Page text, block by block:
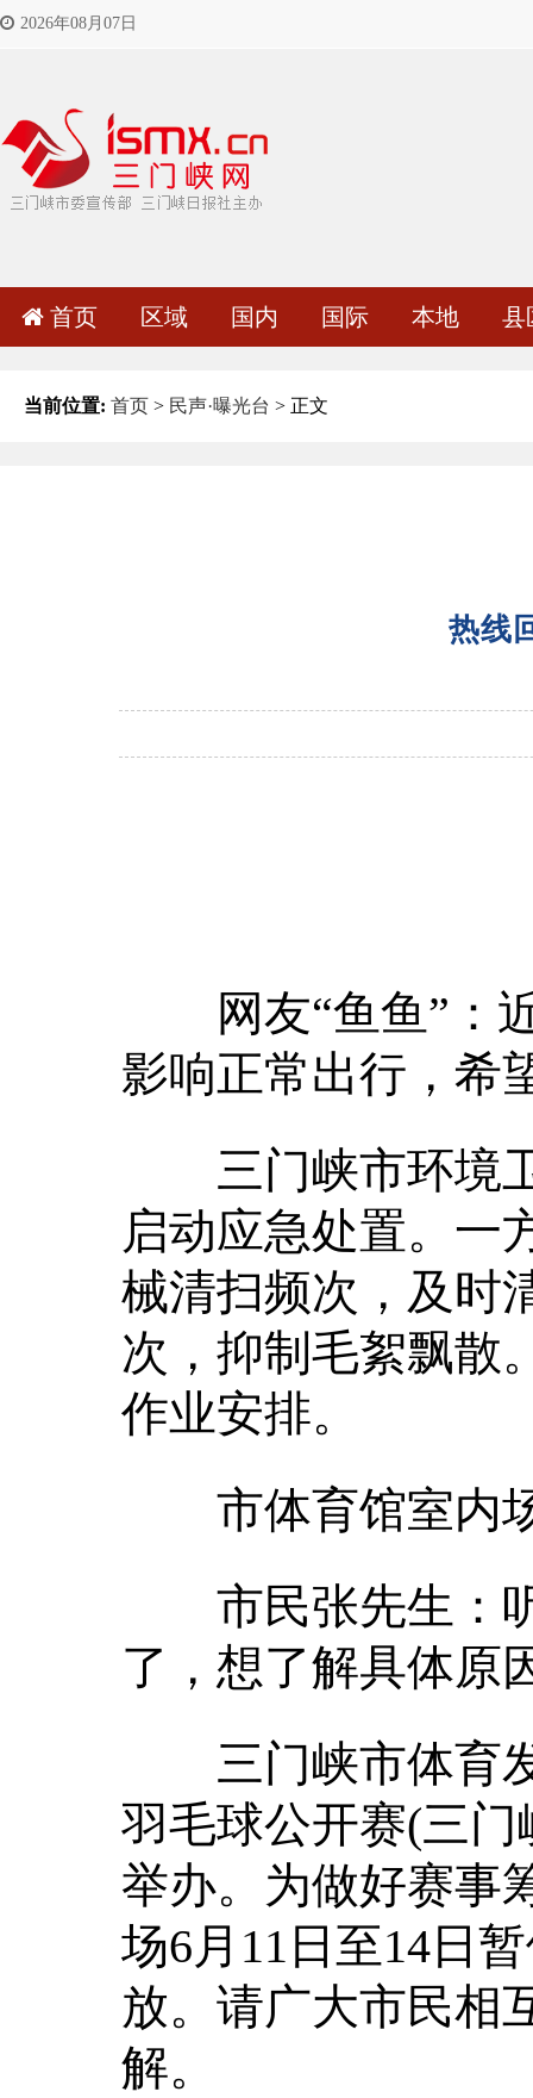
2026年08月07日
首页 区域 国内 国际 本地 县
当前位置: 首页 > 民声·曝光台 > 正文
热线
网友“鱼鱼”：近
影响正常出行，希
三门峡市环境卫
启动应急处置。一
械清扫频次，及时
次，抑制毛絮飘散
作业安排。
市体育馆室内场
市民张先生：听
了，想了解具体原
三门峡市体育发
羽毛球公开赛(三门
举办。为做好赛事
场6月11日至14日
放。请广大市民相
解。